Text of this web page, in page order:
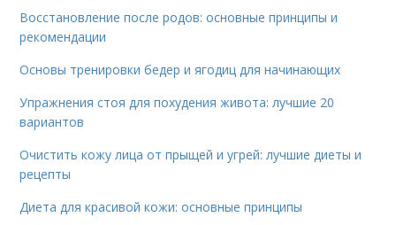
Восстановление после родов: основные принципы и
рекомендации
Основы тренировки бедер и ягодиц для начинающих
Упражнения стоя для похудения живота: лучшие 20
вариантов
Очистить кожу лица от прыщей и угрей: лучшие диеты и
рецепты
Диета для красивой кожи: основные принципы